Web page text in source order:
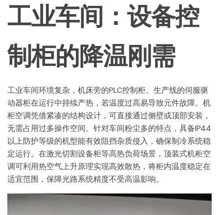
工业车间：设备控
制柜的降温刚需
工业车间环境复杂，机床旁的PLC控制柜、生产线的伺服驱
动器柜在运行中持续产热，若温度过高易导致元件故障。机
柜空调凭借紧凑的结构设计，可直接通过侧壁或顶部安装，
无需占用过多操作空间。针对车间粉尘多的特点，具备IP44
以上防护等级的机型能有效阻挡杂质侵入，确保制冷系统稳
定运行。在激光切割设备柜等高热负荷场景，顶装式机柜空
调可利用热空气上升原理实现高效散热，将柜内温度稳定在
适宜范围，保障光路系统精度不受高温影响。